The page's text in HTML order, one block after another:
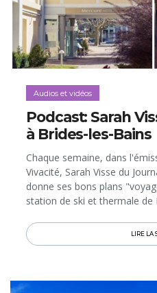
Audios et vidéos
Podcast: Sarah
à Brides-les-Bains
Chaque semaine, dans
Vivacité, Sarah Visse du
donne ses bons plans
station de ski et thermale de
LIRE LA